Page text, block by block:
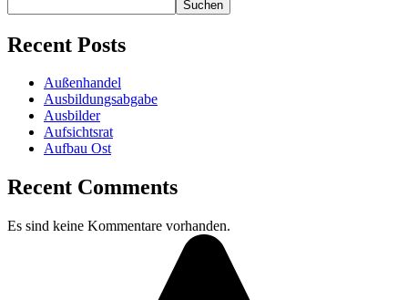
Suchen
Recent Posts
Außenhandel
Ausbildungsabgabe
Ausbilder
Aufsichtsrat
Aufbau Ost
Recent Comments
Es sind keine Kommentare vorhanden.